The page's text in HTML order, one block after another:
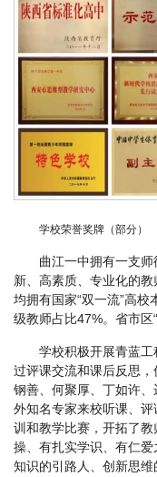
学校荣誉奖牌（部分）
曲江一中拥有一支
新、高素质、专业化的
均拥有国家“双一流”高
级教师占比47%。省市区
学校积极开展青蓝
过评课交流和课后反思
钢善、何聚厚、丁如许
外知名专家来校听课、
训和教学比赛，开拓了
操、有扎实学识、有仁
知识的引路人、创新思维